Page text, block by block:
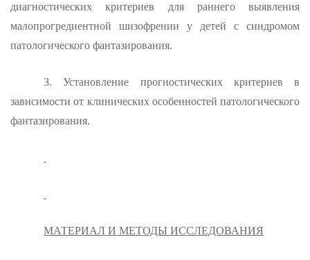
диагностичес­ких критериев для раннего выявления
малопрогредиентной шизофре­нии у детей с синдромом
патологического фантазирования.
3. Установление прогностических критериев в
зависимости от клинических особенностей патологического
фантазирования.
МАТЕРИАЛ И МЕТОДЫ ИССЛЕДОВАНИЯ